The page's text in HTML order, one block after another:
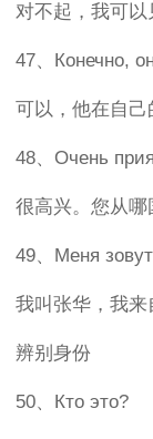
对不起，我可以
47、Конечно,
可以，他在自己
48、Очень
很高兴。您从哪
49、Меня
我叫张华，我来
辨别身份
50、Кто это?